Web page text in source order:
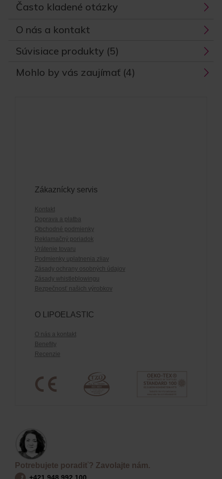
Často kladené otázky
O nás a kontakt
Súvisiace produkty (5)
Mohlo by vás zaujímať (4)
Zákaznícky servis
Kontakt
Doprava a platba
Obchodné podmienky
Reklamačný poriadok
Vrátenie tovaru
Podmienky uplatnenia zliav
Zásady ochrany osobných údajov
Zásady whistleblowingu
Bezpečnosť našich výrobkov
O LIPOELASTIC
O nás a kontakt
Benefity
Recenzie
Potrebujete poradiť? Zavolajte nám.